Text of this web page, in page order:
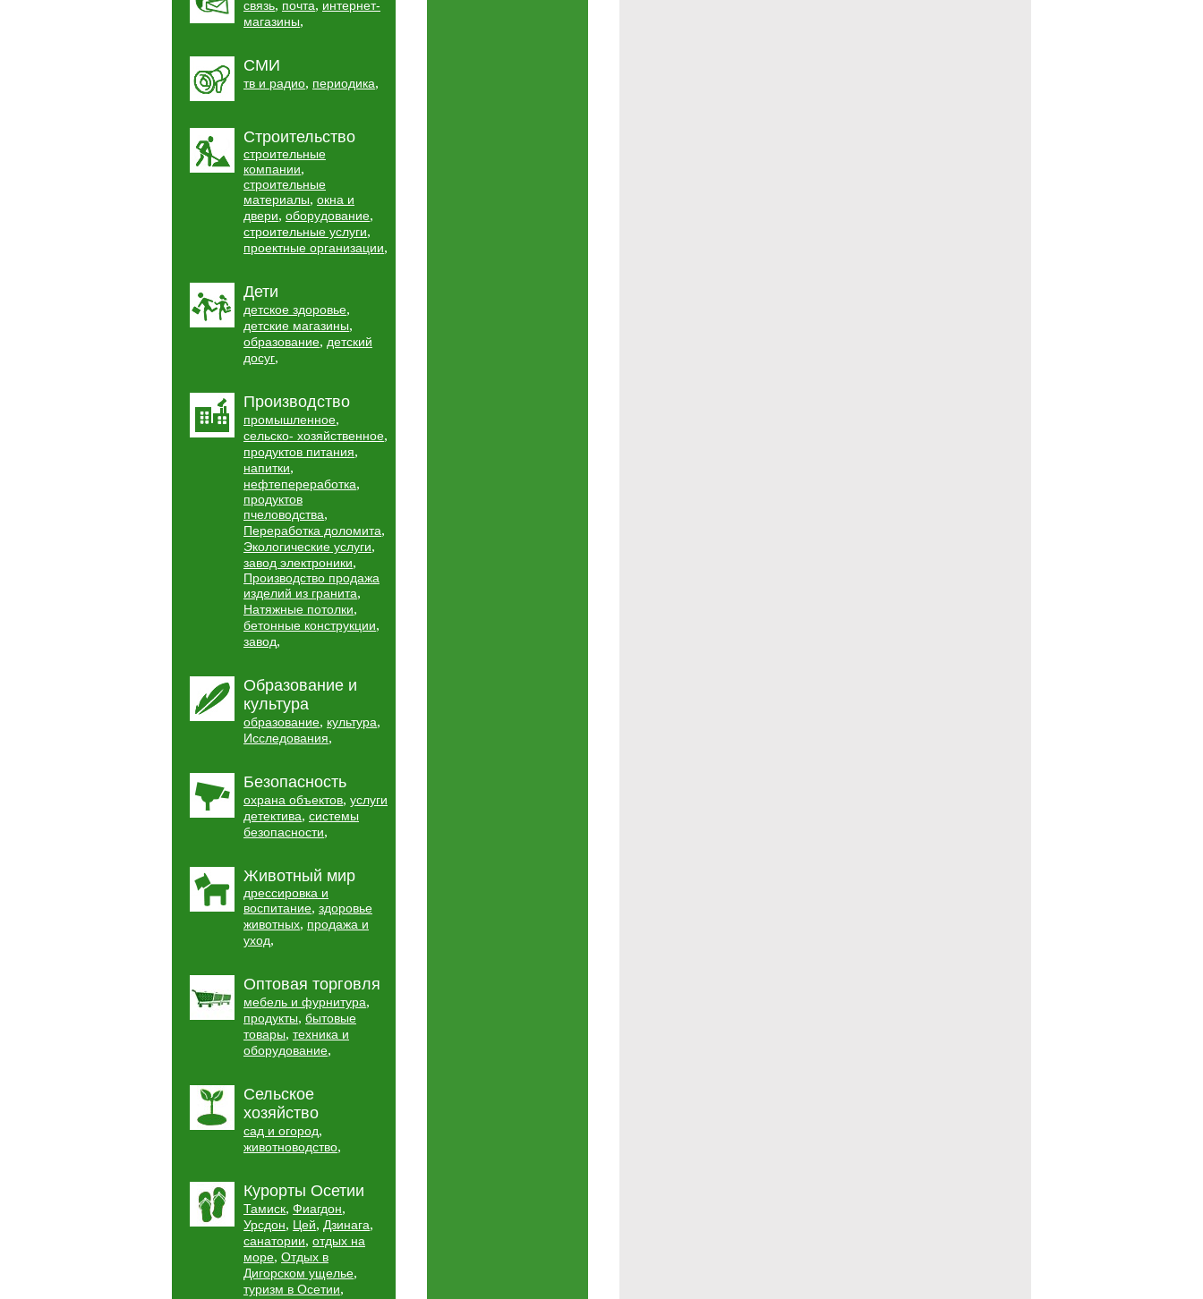
связь, почта, интернет-
магазины,
СМИ
тв и радио, периодика,
Строительство
строительные
компании,
строительные
материалы, окна и
двери, оборудование,
строительные услуги,
проектные организации,
Дети
детское здоровье,
детские магазины,
образование, детский
досуг,
Производство
промышленное,
сельско- хозяйственное,
продуктов питания,
напитки,
нефтепереработка,
продуктов
пчеловодства,
Переработка доломита,
Экологические услуги,
завод электроники,
Производство продажа
изделий из гранита,
Натяжные потолки,
бетонные конструкции,
завод,
Образование и
культура
образование, культура,
Исследования,
Безопасность
охрана объектов, услуги
детектива, системы
безопасности,
Животный мир
дрессировка и
воспитание, здоровье
животных, продажа и
уход,
Оптовая торговля
мебель и фурнитура,
продукты, бытовые
товары, техника и
оборудование,
Сельское
хозяйство
сад и огород,
животноводство,
Курорты Осетии
Тамиск, Фиагдон,
Урсдон, Цей, Дзинага,
санатории, отдых на
море, Отдых в
Дигорском ущелье,
туризм в Осетии,